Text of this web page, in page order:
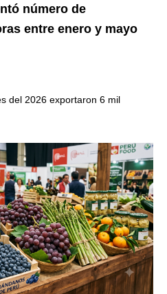
número de
entre enero y mayo
del 2026 exportaron 6 mil